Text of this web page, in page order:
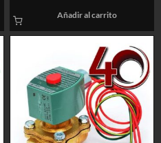
ASCO / 8266D077V
Añadir al carrito